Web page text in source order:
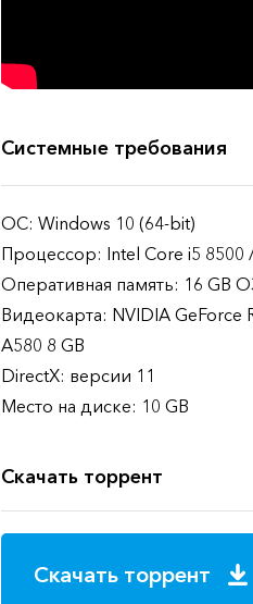
Системные требования
ОС: Windows 10 (64-bit)
Процессор: Intel Core i5 8500
Оперативная память: 16 GB
Видеокарта: NVIDIA GeForce
A580 8 GB
DirectX: версии 11
Место на диске: 10 GB
Скачать торрент
Скачать торрент